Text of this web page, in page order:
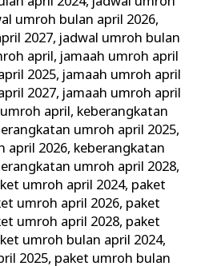
umroh bulan april 2026,
2027, jadwal umroh bulan
april, jamaah umroh april
2025, jamaah umroh april
2027, jamaah umroh april
april, keberangkatan
umroh april 2025,
april 2026, keberangkatan
umroh april 2028,
umroh april 2024, paket
umroh april 2026, paket
umroh april 2028, paket
umroh bulan april 2024,
2025, paket umroh bulan